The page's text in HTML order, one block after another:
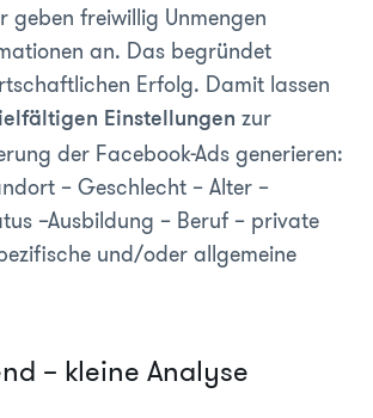
geben freiwillig Unmengen
an. Das begründet
Erfolg. Damit lassen
Einstellungen zur
der Facebook-Ads generieren:
– Geschlecht – Alter –
–Ausbildung – Beruf – private
und/oder allgemeine
– kleine Analyse